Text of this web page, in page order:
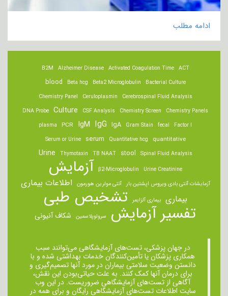
ادامه مطلب
ACT
Activated Coagulation Time
Alzheimer Disease
B2M
Bacterial Culture
Beta2 Microglobulin
Beta hcg
blood
Cerebrospinal Fluid Analysis
Ceruloplasmin
Chemistry Panel
Chemistry Panels
Chemistry Screen
CSF Analysis
Culture
DNA Probe
Factor I
fecal
Gram Stain
IgA
IgG
IgM
PCR
plasma
quantitative
Quantitative hcg
serum
Serum or Urine
Spinal Fluid Analysis
stool
TB NAAT
Thymotaxin
Urine
Urine Creatinine
β2-Microglobulin آزمایش
آزمایشات آنتی بادی ویروس اپشتین بار آنتی مولرین هورمون اطلاعات بیماری
بیماری بیماری آلزایمر تشخیص طبی
تفسیر آزمایش سرولوپلاسمین شکاف آنیونی
در جهان پزشکی، تست‌های آزمایشگاهی می‌توانند سبب
همکاری پزشکان یا تأمین‌کنندگان خدمات بهداشتی شده و با
دانستن وضعیت سلامتی بیماران در مورد آنها تصمیم‌گیری و
برای درمان ‌آنها کمک کنند. به علت حیاتی‌بودن این نقش،
آگاهی از تست‌های آزمایشگاهی ضروریست. در این وب
سایت اطلاعات تست‌های آزمایشگاهی رایگان و برای همه در